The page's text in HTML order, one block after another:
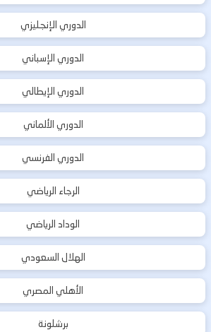
الدوري الإنجليزي
الدوري الإسباني
الدوري الإيطالي
الدوري الألماني
الدوري الفرنسي
الرجاء الرياضي
الوداد الرياضي
الهلال السعودي
الأهلي المصري
برشلونة